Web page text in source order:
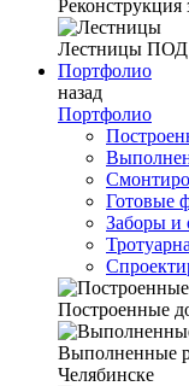
Реконструкция
Лестницы ПОД
Портфолио
назад
Портфолио
Готовые
Заборы и
Построенные
Выполненные
Челябинске